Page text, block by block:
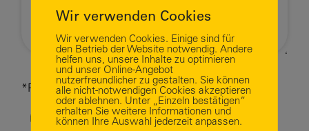
*Pflichtfelder
Ich stimme den Datenschutzbestimmungen zu.
Wir verwenden Cookies
Wir verwenden Cookies. Einige sind für
den Betrieb der Website notwendig. Andere
helfen uns, unsere Inhalte zu optimieren
und unser Online-Angebot
nutzerfreundlicher zu gestalten. Sie können
alle nicht-notwendigen Cookies akzeptieren
oder ablehnen. Unter „Einzeln bestätigen“
erhalten Sie weitere Informationen und
können Ihre Auswahl jederzeit anpassen.